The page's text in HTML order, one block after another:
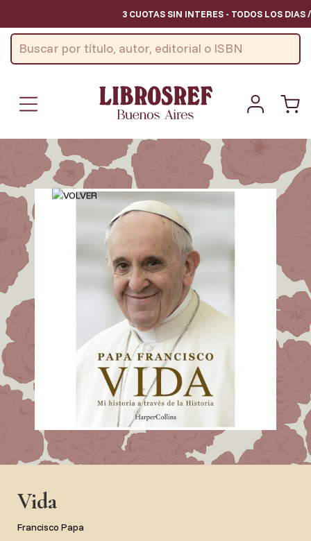
3 CUOTAS SIN INTERES - TODOS LOS DIAS
Vida
Francisco Papa